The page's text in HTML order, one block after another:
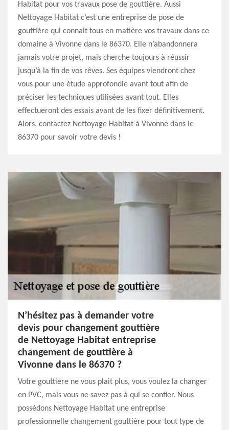
Habitat pour vos travaux pose de gouttière. Aussi
Nettoyage Habitat c’est une entreprise de pose de
gouttière qui connait tous en matière vos travaux dans ce
domaine à Vivonne dans le 86370. Elle n’abandonnera
jamais votre projet, mais cherche toujours à réussir
jusqu’à la fin de vos rêves. Ses équipes viendront chez
vous pour une étude approfondie avant tout afin de
préciser les techniques utilisées avant tout. Elles
effectueront des essais avant de les fixer définitivement.
Alors, contactez Nettoyage Habitat à Vivonne dans le
86370 pour savoir votre devis !
N’hésitez pas à demander votre
devis pour changement gouttière
de Nettoyage Habitat entreprise
changement de gouttière à
Vivonne dans le 86370 ?
Votre gouttière ne vous plait plus, vous voulez la changer
en PVC, mais vous ne savez pas à qui se confier. Nous
possédons Nettoyage Habitat une entreprise
professionnelle changement gouttière pour tout type de